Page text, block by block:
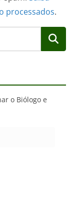
processados.
o Biólogo e